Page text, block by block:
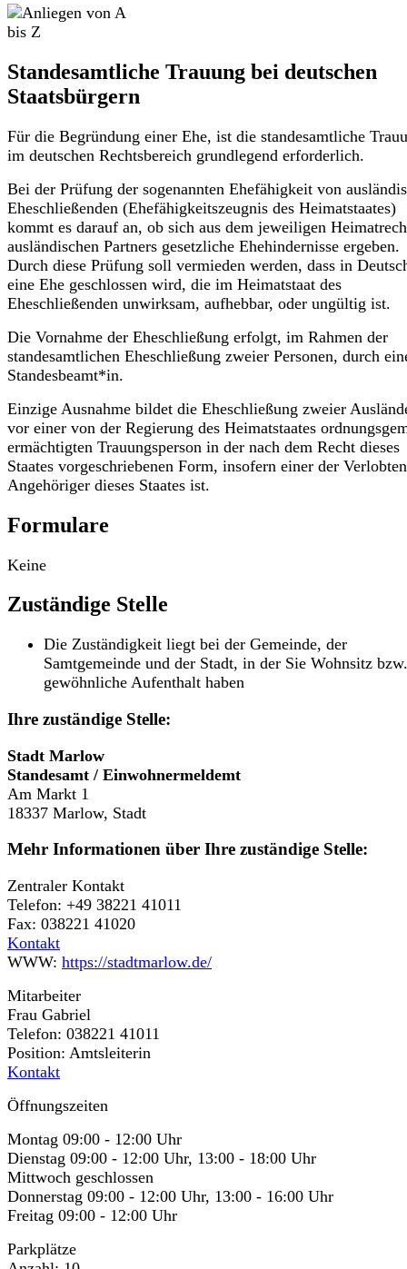
Standesamtliche Trauung bei deutschen
Staatsbürgern
Für die Begründung einer Ehe, ist die standesamtliche
im deutschen Rechtsbereich grundlegend erforderlich.
Bei der Prüfung der sogenannten Ehefähigkeit von
Eheschließenden (Ehefähigkeitszeugnis des Heimatstaates)
kommt es darauf an, ob sich aus dem jeweiligen
ausländischen Partners gesetzliche Ehehindernisse ergeben.
Durch diese Prüfung soll vermieden werden, dass in
eine Ehe geschlossen wird, die im Heimatstaat des
Eheschließenden unwirksam, aufhebbar, oder ungültig ist.
Die Vornahme der Eheschließung erfolgt, im Rahmen der
standesamtlichen Eheschließung zweier Personen, durch
Standesbeamt*in.
Einzige Ausnahme bildet die Eheschließung zweier
vor einer von der Regierung des Heimatstaates
ermächtigten Trauungsperson in der nach dem Recht dieses
Staates vorgeschriebenen Form, insofern einer der Verlobten
Angehöriger dieses Staates ist.
Formulare
Keine
Zuständige Stelle
Die Zuständigkeit liegt bei der Gemeinde, der
Samtgemeinde und der Stadt, in der Sie Wohnsitz bzw.
gewöhnliche Aufenthalt haben
Ihre zuständige Stelle:
Stadt Marlow
Standesamt / Einwohnermeldemt
Am Markt 1
18337 Marlow, Stadt
Mehr Informationen über Ihre zuständige Stelle:
Zentraler Kontakt
Telefon: +49 38221 41011
Fax: 038221 41020
Kontakt
WWW: https://stadtmarlow.de/
Mitarbeiter
Frau Gabriel
Telefon: 038221 41011
Position: Amtsleiterin
Kontakt
Öffnungszeiten
Montag 09:00 - 12:00 Uhr
Dienstag 09:00 - 12:00 Uhr, 13:00 - 18:00 Uhr
Mittwoch geschlossen
Donnerstag 09:00 - 12:00 Uhr, 13:00 - 16:00 Uhr
Freitag 09:00 - 12:00 Uhr
Parkplätze